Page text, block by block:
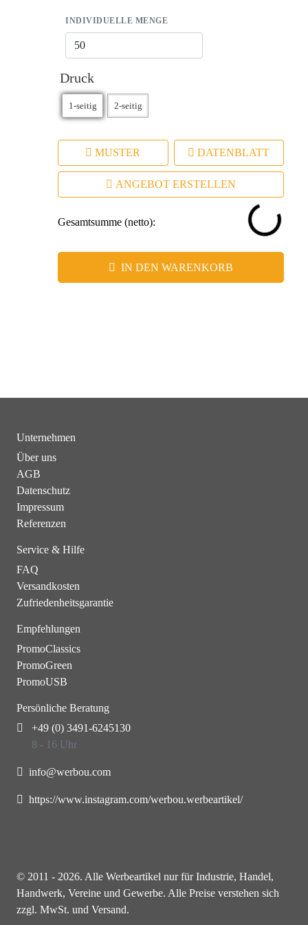
INDIVIDUELLE MENGE
Druck
MUSTER DATENBLATT
ANGEBOT ERSTELLEN
Gesamtsumme (netto):
IN DEN WARENKORB
Unternehmen
Über uns
AGB
Datenschutz
Impressum
Referenzen
Service & Hilfe
FAQ
Versandkosten
Zufriedenheitsgarantie
Empfehlungen
PromoClassics
PromoGreen
PromoUSB
Persönliche Beratung
+49 (0) 3491-6245130
8 - 16 Uhr
info@werbou.com
https://www.instagram.com/werbou.werbeartikel/
© 2011 - 2026. Alle Werbeartikel nur für Industrie, Handel,
Handwerk, Vereine und Gewerbe. Alle Preise verstehen sich
zzgl. MwSt. und Versand.